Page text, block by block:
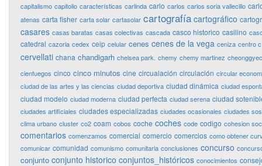
capitalismo capitolio características carlinda carlo carlos carlos soria vallecillo
atenas carta fisher carta solar cartasolar cartografía cartográfico
casares casas baratas casas colectivas cascada casco historico casilino
catedral cazorla cedex ceip celular cenes cenes de la vega ceniza centro
cervellati chana chandigarh chelsea park. chemy chemy martinez
cienfuegos cinco cinco minutos cine circualación circulación circular
ciudad de las artes y las ciencias ciudad deportiva ciudad dinámica ciudad
ciudad modelo ciudad moderna ciudad perfecta ciudad serena ciudad
ciudades artificiales ciudades especializadas ciudades ocasionales ciudades
clima urbano cluster co2 coam cobos coche coches code codigo cohesion
comentarios comenzamos comercial comercio comercios como obtener
comunicar comunidad comunismo comunitaria conclusiones concurso
conjunto conjunto historico conjuntos_históricos conocimientos